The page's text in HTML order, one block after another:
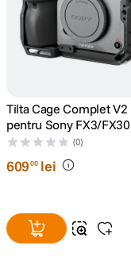
Tilta Cage Complet V2
pentru Sony FX3/FX30
Negru
(0)
60900 lei